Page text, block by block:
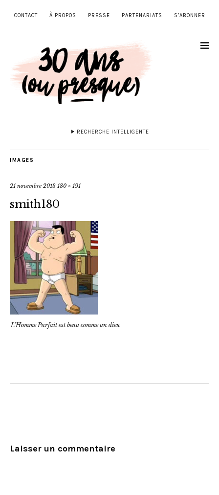
CONTACT À PROPOS PRESSE PARTENARIATS S’ABONNER
RECHERCHE INTELLIGENTE
IMAGES
21 novembre 2013 180 × 191
smith180
L’Homme Parfait est beau comme un dieu
Laisser un commentaire